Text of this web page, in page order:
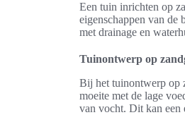
Een tuin inrichten op
eigenschappen van de
met drainage en
Tuinontwerp op
Bij het tuinontwerp op
moeite met de lage
van vocht. Dit kan een